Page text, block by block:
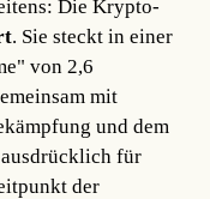
Die Krypto-
. Sie steckt in einer
von 2,6
mit
und dem
für
der